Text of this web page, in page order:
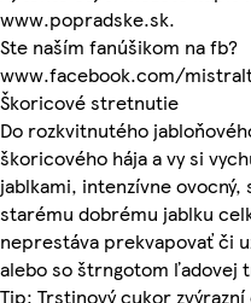
www.popradske.sk.
Ste naším fanúšikom na fb?
www.facebook.com/
Škoricové stretnutie
Do rozkvitnutého
škoricového hája a vy si
jablkami, intenzívne
starému dobrému jablku
neprestáva prekvapovať či
alebo so štrngotom ľadovej
Tip: Trstinový cukor